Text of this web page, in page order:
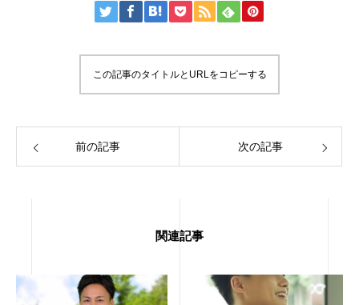
この記事のタイトルとURLをコピーする
前の記事 次の記事
関連記事